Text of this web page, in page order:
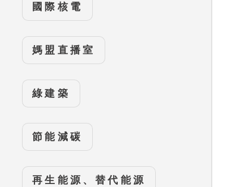
國際核電
媽盟直播室
綠建築
節能減碳
再生能源、替代能源